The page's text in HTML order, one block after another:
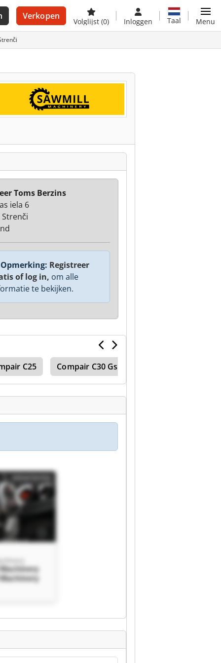
Verkopen
Volglijst (0) Inloggen Taal Menu
Toms Berzins
iela 6
Strenči
Registreer
of log in, om alle
te bekijken.
C25 Compair C30 Gs